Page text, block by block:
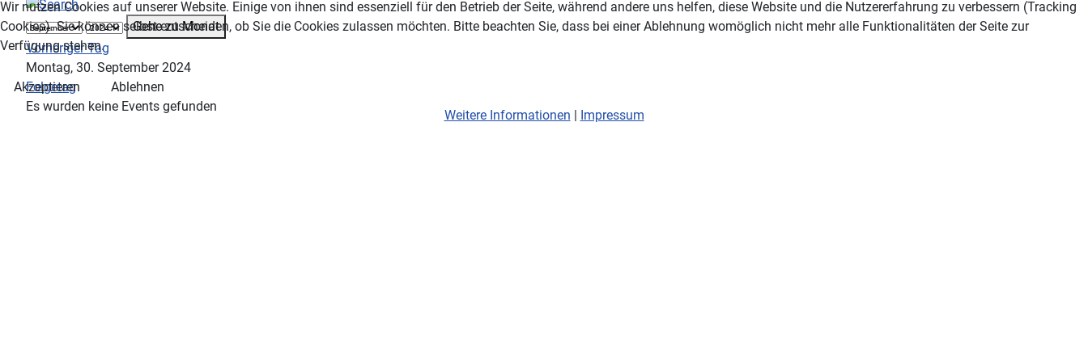
Gehe zu Monat
Vorheriger Tag
Montag, 30. September 2024
Folgetag
Es wurden keine Events gefunden
Wir nutzen Cookies auf unserer Website. Einige von ihnen sind essenziell für den Betrieb der Seite, während andere uns helfen, diese Website und die Nutzererfahrung zu verbessern (Tracking
Cookies). Sie können selbst entscheiden, ob Sie die Cookies zulassen möchten. Bitte beachten Sie, dass bei einer Ablehnung womöglich nicht mehr alle Funktionalitäten der Seite zur
Verfügung stehen.
Akzeptieren
Ablehnen
Weitere Informationen | Impressum